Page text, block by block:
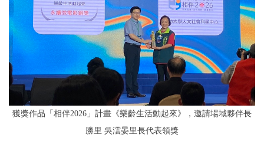
獲獎作品「相伴2026」計畫《樂齡生活動起來》，邀請場域夥伴長
勝里 吳澐晏里長代表領獎